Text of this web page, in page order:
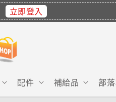
立即登入
配件 補給品 部